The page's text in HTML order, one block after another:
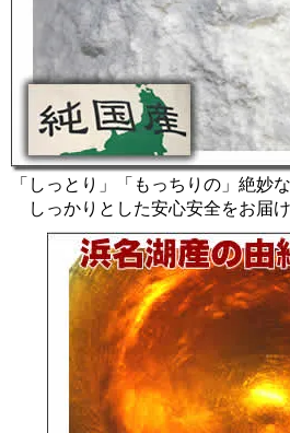
「しっとり」「もっちりの」絶妙
しっかりとした安心安全をお届け